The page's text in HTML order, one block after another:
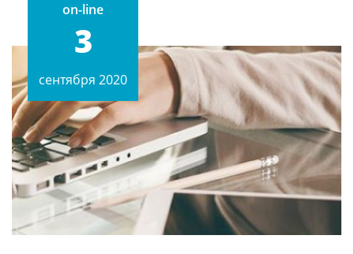
on-line
3
сентября 2020